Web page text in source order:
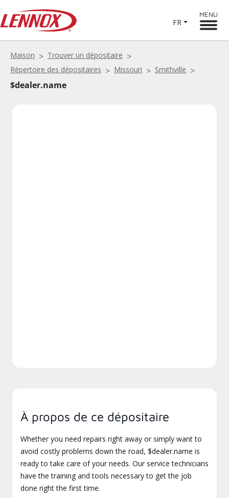
FR
MENU
Maison
Trouver un dépositaire
Répertoire des dépositaires
Missouri Smithville
$dealer.name
À propos de ce dépositaire
Whether you need repairs right away or simply want to
avoid costly problems down the road, $dealer.name is
ready to take care of your needs. Our service technicians
have the training and tools necessary to get the job
done right the first time.